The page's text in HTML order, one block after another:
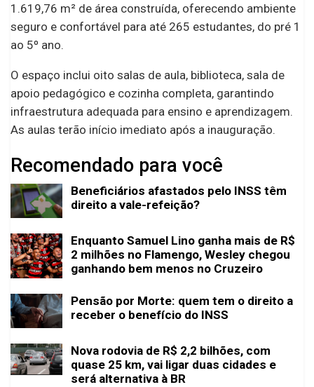
1.619,76 m² de área construída, oferecendo ambiente
seguro e confortável para até 265 estudantes, do pré 1
ao 5º ano.
O espaço inclui oito salas de aula, biblioteca, sala de
apoio pedagógico e cozinha completa, garantindo
infraestrutura adequada para ensino e aprendizagem.
As aulas terão início imediato após a inauguração.
Recomendado para você
Beneficiários afastados pelo INSS têm
direito a vale-refeição?
Enquanto Samuel Lino ganha mais de R$
2 milhões no Flamengo, Wesley chegou
ganhando bem menos no Cruzeiro
Pensão por Morte: quem tem o direito a
receber o benefício do INSS
Nova rodovia de R$ 2,2 bilhões, com
quase 25 km, vai ligar duas cidades e
será alternativa à BR